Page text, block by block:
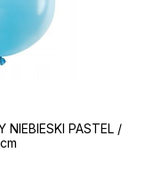
NIEBIESKI PASTEL /